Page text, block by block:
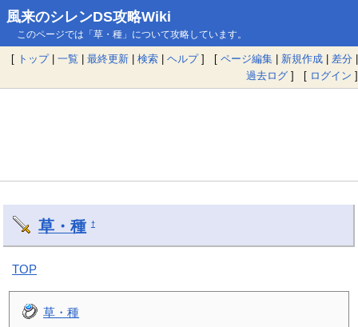
風来のシレンDS攻略Wiki
このページでは「草・種」について攻略しています。
[ トップ| 一覧 | 最終更新 | 検索 | ヘルプ] [ ページ編集 | 新規作成 | 差分 |
過去ログ ] [ ログイン ]
草・種 †
TOP
草・種